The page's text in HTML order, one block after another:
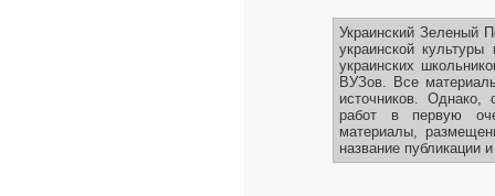
Украинский Зеленый
украинской
украинских
ВУЗов. Все
источников. Однако,
работ в первую
материалы,
название публикации